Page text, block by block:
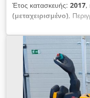
Έτος κατασκευής: 2017,
(μεταχειρισμένο),
πλάκες βάσης ως βάση
τοποθέτηση των
αναδευτήρων
ανύψωσης για την
υψηλής ισχύος με
σύστημα πρόσδεσης
έλεγχο αναδευτήρα